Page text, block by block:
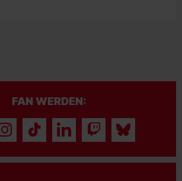
FAN WERDEN: